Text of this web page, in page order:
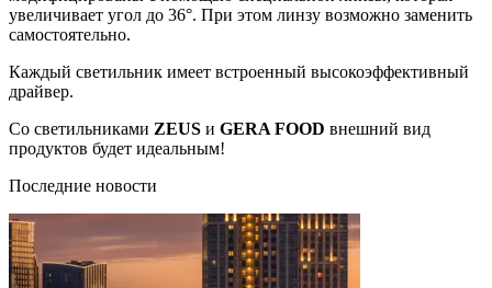
увеличивает угол до 36°. При этом линзу возможно заменить
самостоятельно.
Каждый светильник имеет встроенный высокоэффективный
драйвер.
Со светильниками ZEUS и GERA FOOD внешний вид
продуктов будет идеальным!
Последние новости